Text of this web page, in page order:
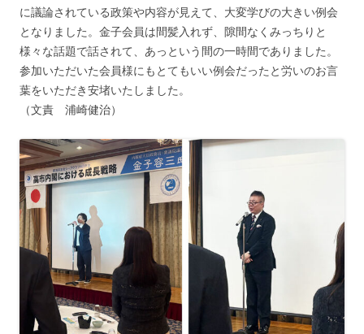
に議論されている政策や内容が見えて、大変学びの大きい例会
となりました。金子会員は間髪入れず、隙間なくみっちりと
様々な話題で話されて、あっという間の一時間でありました。
参加いただいた会員様にもとてもいい例会だったと労いのお言
葉をいただき安堵いたしました。
（文責 浦崎健治）